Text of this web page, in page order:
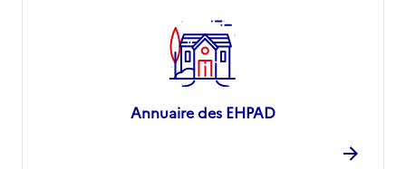
Annuaire des EHPAD